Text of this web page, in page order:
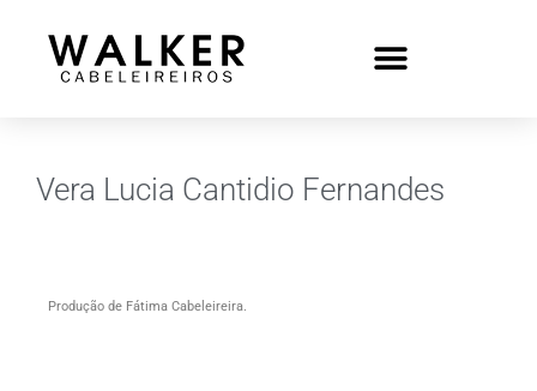
Vera Lucia Cantidio Fernandes
Produção de Fátima Cabeleireira.